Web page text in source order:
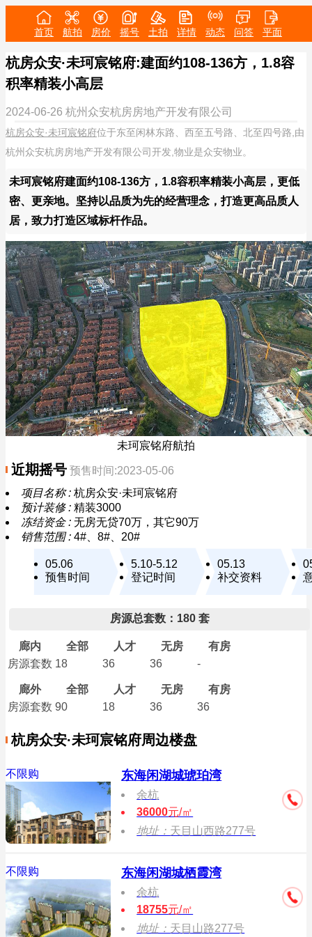
首页 航拍 房价 摇号 土拍 详情 动态 问答 平面
杭房众安·未珂宸铭府:建面约108-136方，1.8容
积率精装小高层
2024-06-26 杭州众安杭房房地产开发有限公司
杭房众安·未珂宸铭府位于东至闲林东路、西至五号路、北至四号路,由
杭州众安杭房房地产开发有限公司开发,物业是众安物业。
未珂宸铭府建面约108-136方，1.8容积率精装小高层，更低
密、更亲地。坚持以品质为先的经营理念，打造更高品质人
居，致力打造区域标杆作品。
未珂宸铭府航拍
近期摇号 预售时间:2023-05-06
项目名称 : 杭房众安·未珂宸铭府
预计装修 : 精装3000
冻结资金 : 无房无贷70万，其它90万
销售范围 : 4#、8#、20#
05.06
预售时间
5.10-5.12
登记时间
05.13
补交资料
房源总套数：180 套
廊内 全部 人才 无房
有房
房源套数 18 36 36 -
廊外 全部 人才 无房
有房
房源套数 90 18 36 36
杭房众安·未珂宸铭府周边楼盘
不限购 东海闲湖城琥珀湾
余杭
36000元/㎡
地址： 天目山西路277号
不限购 东海闲湖城栖霞湾
余杭
18755元/㎡
地址： 天目山路277号